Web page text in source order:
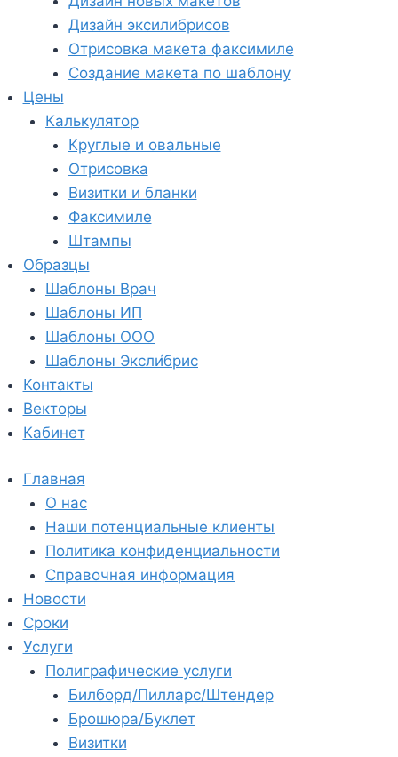
Дизайн эксилибрисов
Отрисовка макета факсимиле
Создание макета по шаблону
Цены
Калькулятор
Круглые и овальные
Отрисовка
Визитки и бланки
Факсимиле
Штампы
Образцы
Шаблоны Врач
Шаблоны ИП
Шаблоны ООО
Шаблоны Эксли́брис
Контакты
Векторы
Кабинет
Главная
О нас
Наши потенциальные клиенты
Политика конфиденциальности
Справочная информация
Новости
Сроки
Услуги
Полиграфические услуги
Билборд/Пилларс/Штендер
Брошюра/Буклет
Визитки